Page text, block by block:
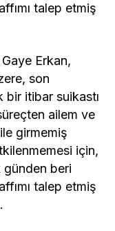
talep etmiş
Erkan,
son
bir itibar suikastı
ailem ve
girmemiş
için,
günden beri
talep etmiş